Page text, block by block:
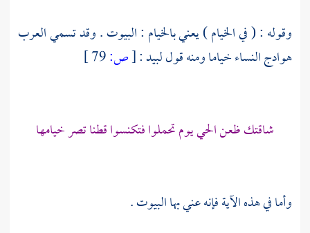
وقوله : ( في الخيام ) يعني بالخيام : البيوت . وقد تسمي العرب
هوادج النساء خياما ومنه قوللبيد:
[ص:
شاقتك ظعن الحي يوم تحملوا فتكنسوا قطنا تصر خيامها
وأما في هذه الآية فإنه عني بها البيوت .